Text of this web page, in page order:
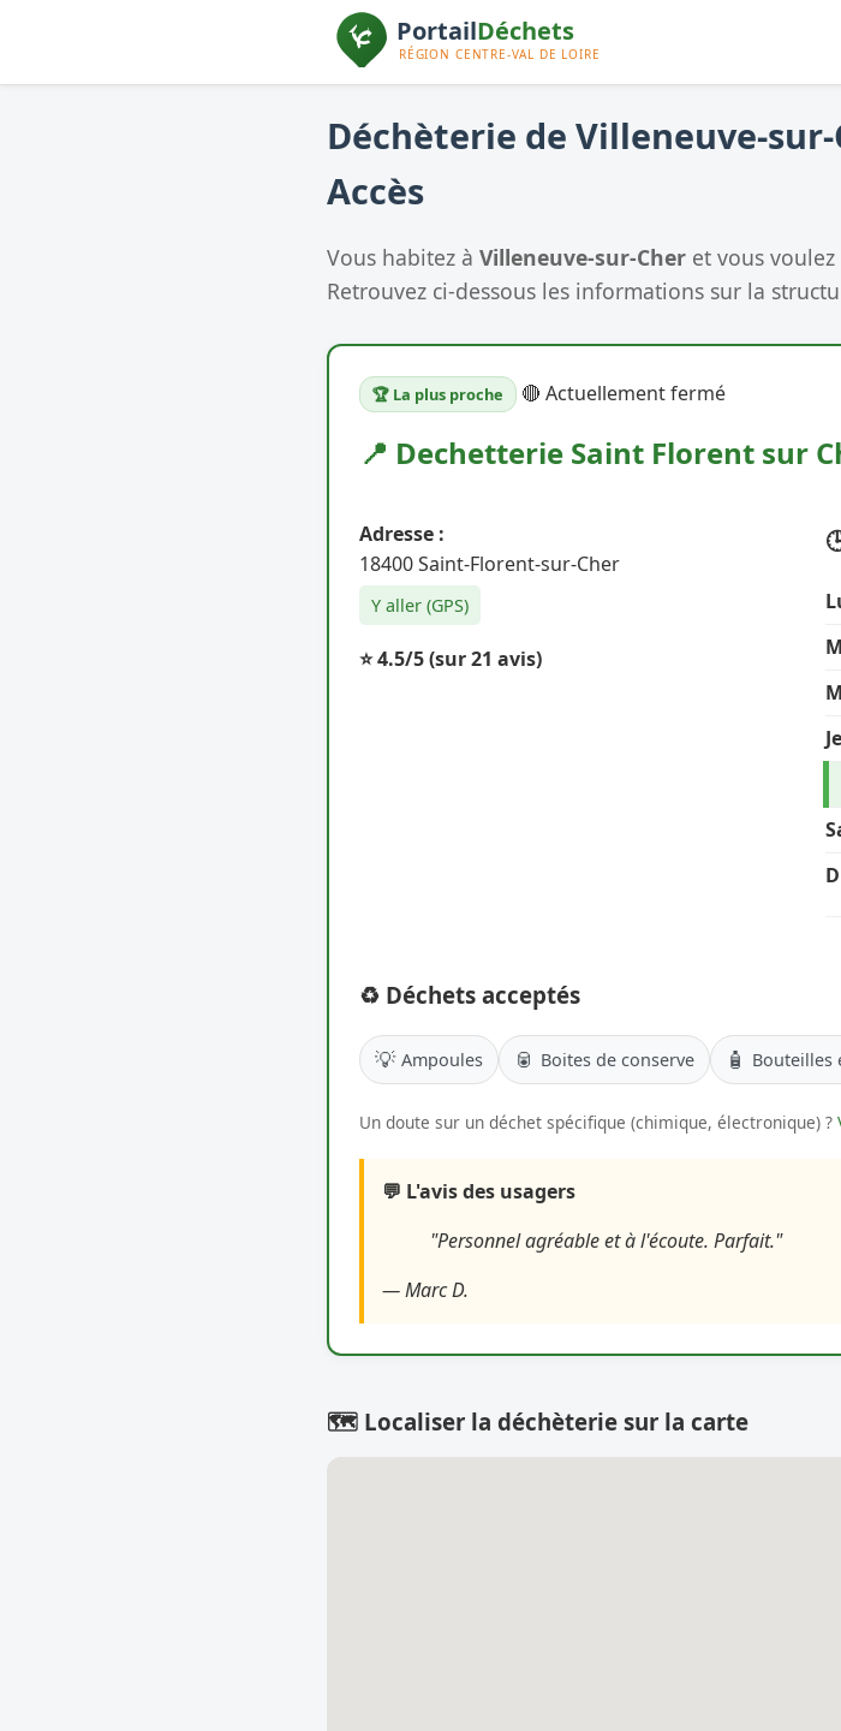
Déchèterie de Villeneuve-
Accès
Vous habitez à Villeneuve-sur-Cher et vous
Retrouvez ci-dessous les informations sur la
🏆 La plus proche 🔴 Actuellement fermé
📍 Dechetterie Saint Florent sur
Adresse :
18400 Saint-Florent-sur-Cher
Y aller (GPS)
⭐ 4.5/5(sur 21 avis)
♻️ Déchets acceptés
💡 Ampoules 🥫 Boites de conserve 🧴 Bouteilles
Un doute sur un déchet spécifique (chimique, électronique) ?
💬 L'avis des usagers
"Personnel agréable et à l'écoute. Parfait."
— Marc D.
🗺️ Localiser la déchèterie sur la carte